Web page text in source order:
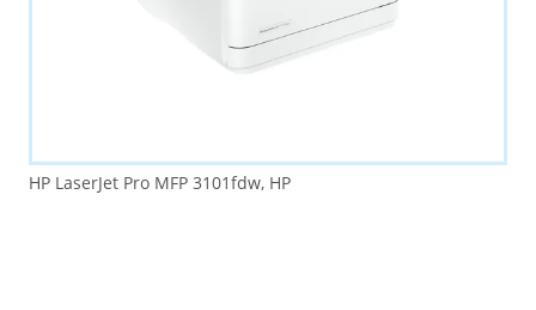
HP LaserJet Pro MFP 3101fdw, HP